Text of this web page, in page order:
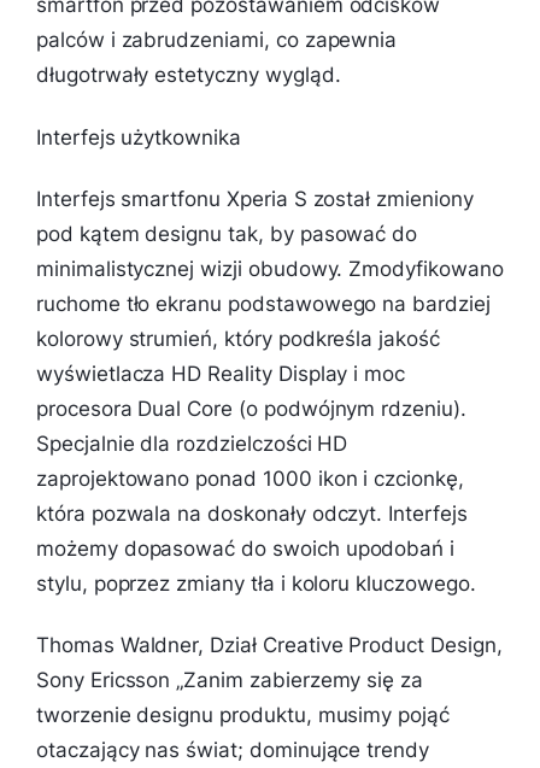
smartfon przed pozostawaniem odcisków
palców i zabrudzeniami, co zapewnia
długotrwały estetyczny wygląd.
Interfejs użytkownika
Interfejs smartfonu Xperia S został zmieniony
pod kątem designu tak, by pasować do
minimalistycznej wizji obudowy. Zmodyfikowano
ruchome tło ekranu podstawowego na bardziej
kolorowy strumień, który podkreśla jakość
wyświetlacza HD Reality Display i moc
procesora Dual Core (o podwójnym rdzeniu).
Specjalnie dla rozdzielczości HD
zaprojektowano ponad 1000 ikon i czcionkę,
która pozwala na doskonały odczyt. Interfejs
możemy dopasować do swoich upodobań i
stylu, poprzez zmiany tła i koloru kluczowego.
Thomas Waldner, Dział Creative Product Design,
Sony Ericsson „Zanim zabierzemy się za
tworzenie designu produktu, musimy pojąć
otaczający nas świat; dominujące trendy